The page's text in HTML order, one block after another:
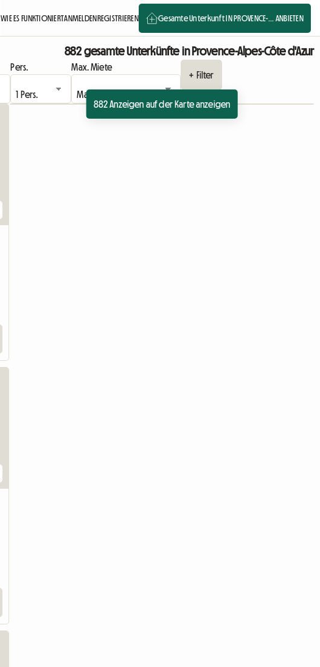
WIE ES FUNKTIONIERTANMELDENREGISTRIEREN Gesamte Unterkunft IN PROVENCE-... ANBIETEN
882 gesamte Unterkünfte in Provence-Alpes-Côte d'Azur
Pers.
Max. Miete
+ Filter
882 Anzeigen auf der Karte anzeigen